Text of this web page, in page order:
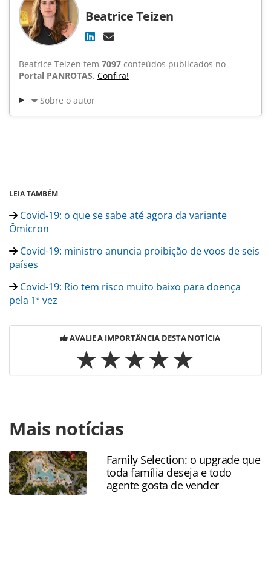
Beatrice Teizen
Beatrice Teizen tem 7097 conteúdos publicados no
Portal PANROTAS. Confira!
Sobre o autor
LEIA TAMBÉM
Covid-19: o que se sabe até agora da variante
Ômicron
Covid-19: ministro anuncia proibição de voos de seis
países
Covid-19: Rio tem risco muito baixo para doença
pela 1ª vez
AVALIE A IMPORTÂNCIA DESTA NOTÍCIA
https://www.panrotas.com.br/coronavirus/mercado/
preocupa-viajantes-a-medida-que-paises-endurecem-
regras_185947.html ou as ferramentas oferecidas na
página. Todo o conteúdo produzido pela PANROTAS
Editora é protegido pela legislação brasileira sobre direito
autoral. Não reproduza o conteúdo sem autorização da
Mais notícias
Family Selection: o upgrade que
toda família deseja e todo
agente gosta de vender